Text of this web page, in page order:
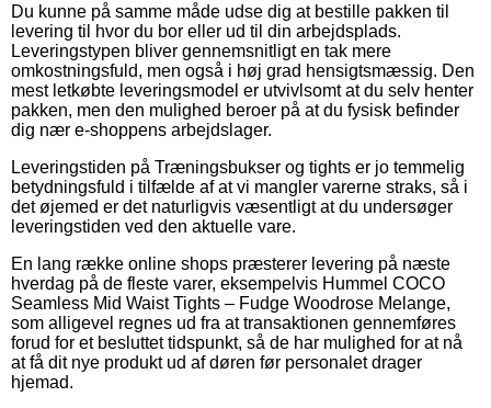
Du kunne på samme måde udse dig at bestille pakken til
levering til hvor du bor eller ud til din arbejdsplads.
Leveringstypen bliver gennemsnitligt en tak mere
omkostningsfuld, men også i høj grad hensigtsmæssig. Den
mest letkøbte leveringsmodel er utvivlsomt at du selv henter
pakken, men den mulighed beroer på at du fysisk befinder
dig nær e-shoppens arbejdslager.
Leveringstiden på Træningsbukser og tights er jo temmelig
betydningsfuld i tilfælde af at vi mangler varerne straks, så i
det øjemed er det naturligvis væsentligt at du undersøger
leveringstiden ved den aktuelle vare.
En lang række online shops præsterer levering på næste
hverdag på de fleste varer, eksempelvis Hummel COCO
Seamless Mid Waist Tights – Fudge Woodrose Melange,
som alligevel regnes ud fra at transaktionen gennemføres
forud for et besluttet tidspunkt, så de har mulighed for at nå
at få dit nye produkt ud af døren før personalet drager
hjemad.